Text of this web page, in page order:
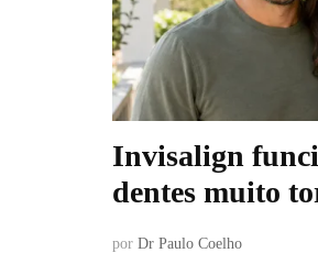
Invisalign
dentes muito
por Dr Paulo Coelho